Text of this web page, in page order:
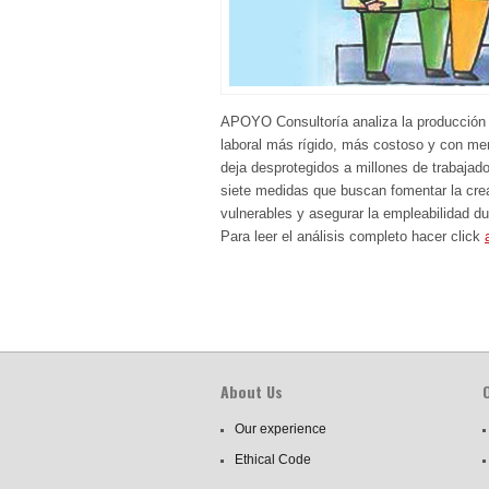
APOYO Consultoría analiza la
laboral más rígido, más costoso y con
deja desprotegidos a millones de
siete medidas que buscan fomentar la
vulnerables y asegurar la empleabilidad
Para leer el análisis completo hacer click
About Us
Our experience
Ethical Code